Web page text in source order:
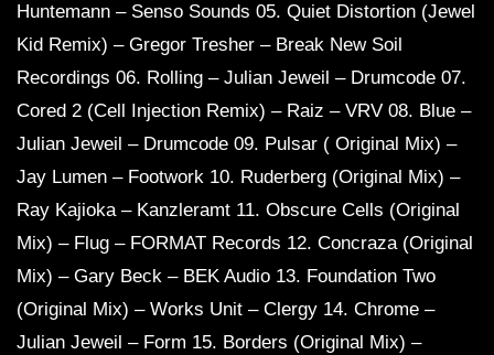
Huntemann – Senso Sounds 05. Quiet Distortion (Jewel
Kid Remix) – Gregor Tresher – Break New Soil
Recordings 06. Rolling – Julian Jeweil – Drumcode 07.
Cored 2 (Cell Injection Remix) – Raiz – VRV 08. Blue –
Julian Jeweil – Drumcode 09. Pulsar ( Original Mix) –
Jay Lumen – Footwork 10. Ruderberg (Original Mix) –
Ray Kajioka – Kanzleramt 11. Obscure Cells (Original
Mix) – Flug – FORMAT Records 12. Concraza (Original
Mix) – Gary Beck – BEK Audio 13. Foundation Two
(Original Mix) – Works Unit – Clergy 14. Chrome –
Julian Jeweil – Form 15. Borders (Original Mix) –